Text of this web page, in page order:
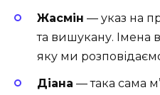
Жасмін — указ на
та вишукану. Імена
яку ми
Діана — така сама